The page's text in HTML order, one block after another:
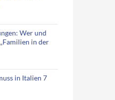
Wer und
in der
in Italien 7